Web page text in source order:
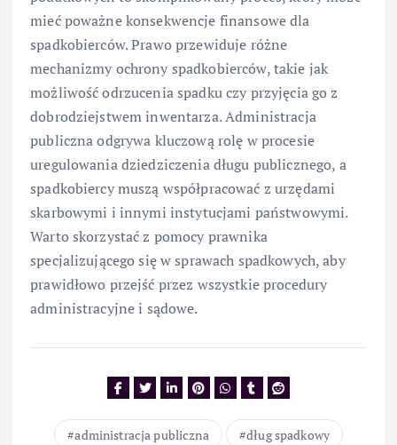
mieć poważne konsekwencje finansowe dla
spadkobierców. Prawo przewiduje różne
mechanizmy ochrony spadkobierców, takie jak
możliwość odrzucenia spadku czy przyjęcia go z
dobrodziejstwem inwentarza. Administracja
publiczna odgrywa kluczową rolę w procesie
uregulowania dziedziczenia długu publicznego, a
spadkobiercy muszą współpracować z urzędami
skarbowymi i innymi instytucjami państwowymi.
Warto skorzystać z pomocy prawnika
specjalizującego się w sprawach spadkowych, aby
prawidłowo przejść przez wszystkie procedury
administracyjne i sądowe.
administracja publiczna
dług spadkowy